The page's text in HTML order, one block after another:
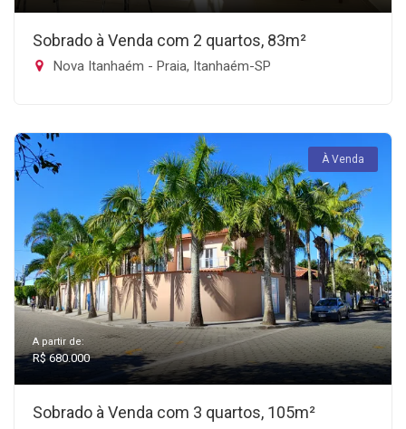
Sobrado à Venda com 2 quartos, 83m²
Nova Itanhaém - Praia, Itanhaém-SP
À Venda
A partir de:
R$ 680.000
Sobrado à Venda com 3 quartos, 105m²